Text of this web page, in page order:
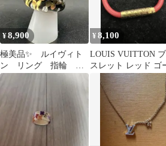
¥8,900
極美品✨ ルイヴィト
ン リング 指輪
M65307 レジン ロ
¥8,100
LOUIS VUITTON
スレット レッド ゴ